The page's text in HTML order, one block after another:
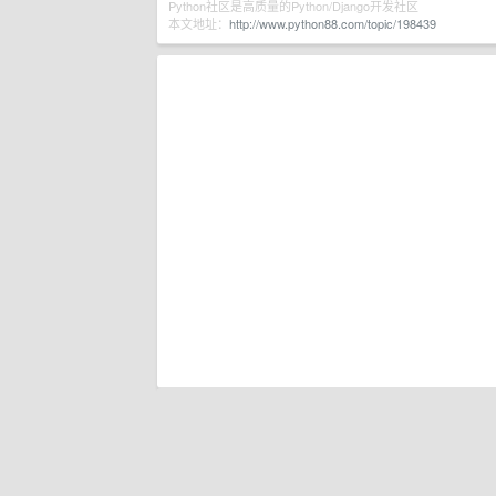
Python社区是高质量的Python/Django开发社区
本文地址： http://www.python88.com/topic/198439